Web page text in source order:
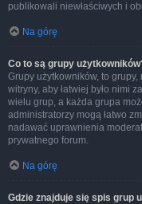
publikowali niewłaściwych i
Na górę
Co to są grupy
Grupy użytkowników, to
witryny, aby łatwiej było nimi
wielu grup, a każda grupa
administratorzy mogą łatwo
nadawać uprawnienia
prywatnego forum.
Na górę
Gdzie znajduje się spis grup